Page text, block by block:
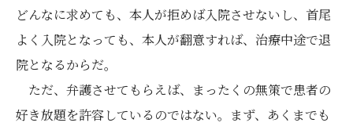
どんなに求めても、本人が拒めば入院させないし、首尾
よく入院となっても、本人が翻意すれば、治療中途で退
院となるからだ。
ただ、弁護させてもらえば、まったくの無策で患者の
好き放題を許容しているのではない。まず、あくまでも